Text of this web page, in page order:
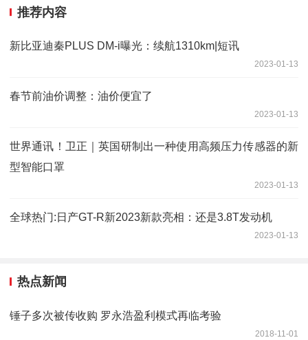
推荐内容
新比亚迪秦PLUS DM-i曝光：续航1310km|短讯
2023-01-13
春节前油价调整：油价便宜了
2023-01-13
世界通讯！卫正｜英国研制出一种使用高频压力传感器的新
型智能口罩
2023-01-13
全球热门:日产GT-R新2023新款亮相：还是3.8T发动机
2023-01-13
热点新闻
锤子多次被传收购 罗永浩盈利模式再临考验
2018-11-01